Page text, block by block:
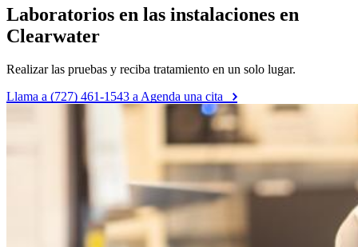
Laboratorios en las instalaciones en
Clearwater
Realizar las pruebas y reciba tratamiento en un solo lugar.
Llama a (727) 461-1543 a Agenda una cita